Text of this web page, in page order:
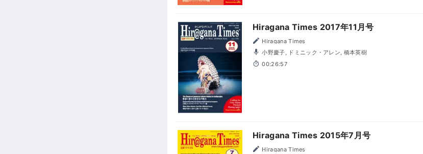
Hiragana Times 2017年11月号
Hiragana Times
小野慶子, ドミニック・アレン, 橋本英樹
00:26:57
Hiragana Times 2015年7月号
Hiragana Times